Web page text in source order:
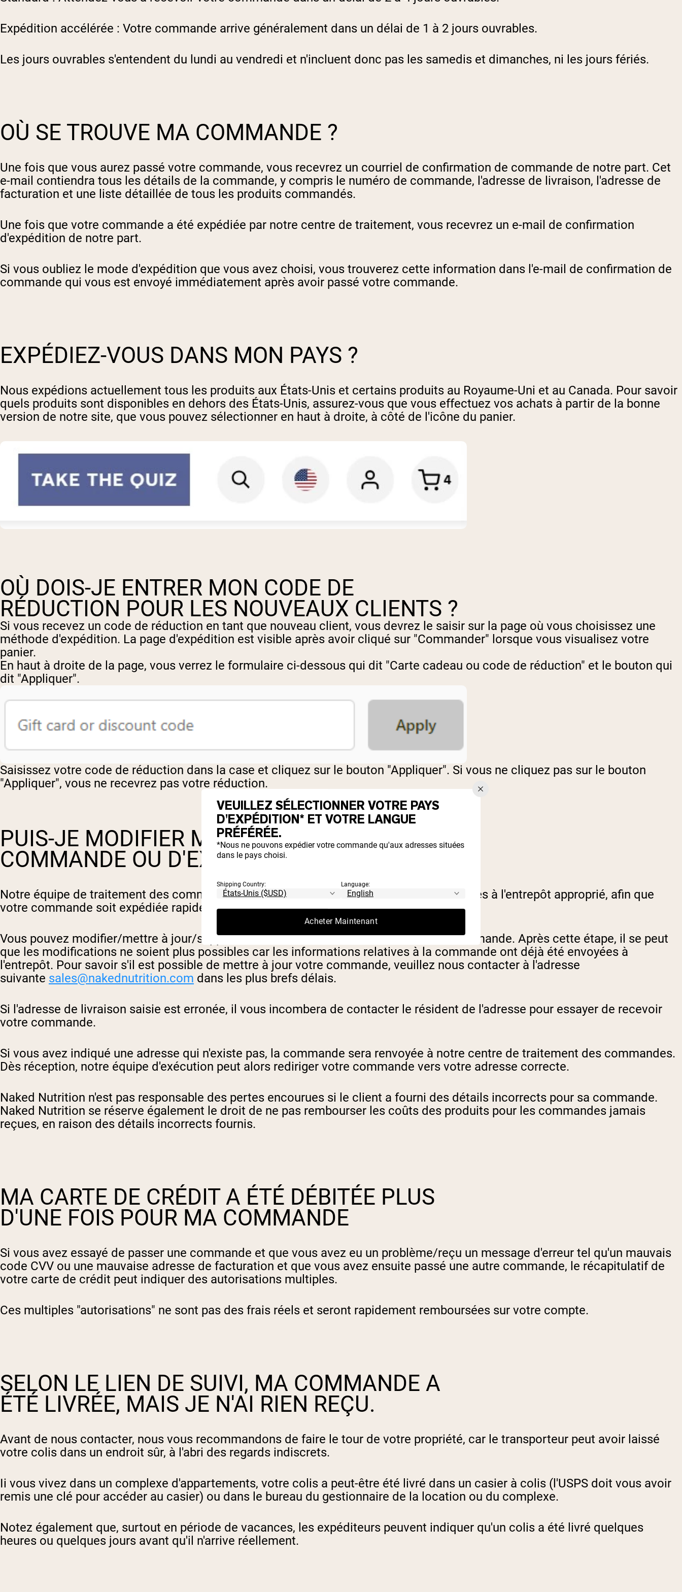
l'herbe
Shop All Protéines En Poudre
Expédition accélérée : Votre commande arrive généralement dans un délai de 1 à 2 jours ouvrables.
Les jours ouvrables s'entendent du lundi au vendredi et n'incluent donc pas les samedis et dimanches, ni les jours fériés.
OÙ SE TROUVE MA COMMANDE ?
Une fois que vous aurez passé votre commande, vous recevrez un courriel de confirmation de commande de notre part. Cet
e-mail contiendra tous les détails de la commande, y compris le numéro de commande, l'adresse de livraison, l'adresse de
facturation et une liste détaillée de tous les produits commandés.
Une fois que votre commande a été expédiée par notre centre de traitement, vous recevrez un e-mail de confirmation
d'expédition de notre part.
Si vous oubliez le mode d'expédition que vous avez choisi, vous trouverez cette information dans l'e-mail de confirmation de
commande qui vous est envoyé immédiatement après avoir passé votre commande.
EXPÉDIEZ-VOUS DANS MON PAYS ?
Nous expédions actuellement tous les produits aux États-Unis et certains produits au Royaume-Uni et au Canada. Pour savoir
quels produits sont disponibles en dehors des États-Unis, assurez-vous que vous effectuez vos achats à partir de la bonne
version de notre site, que vous pouvez sélectionner en haut à droite, à côté de l'icône du panier.
OÙ DOIS-JE ENTRER MON CODE DE
RÉDUCTION POUR LES NOUVEAUX CLIENTS ?
Si vous recevez un code de réduction en tant que nouveau client, vous devrez le saisir sur la page où vous choisissez une
méthode d'expédition. La page d'expédition est visible après avoir cliqué sur "Commander" lorsque vous visualisez votre
panier.
En haut à droite de la page, vous verrez le formulaire ci-dessous qui dit "Carte cadeau ou code de réduction" et le bouton qui
dit "Appliquer".
Saisissez votre code de réduction dans la case et cliquez sur le bouton "Appliquer". Si vous ne cliquez pas sur le bouton
"Appliquer", vous ne recevrez pas votre réduction.
PUIS-JE MODIFIER MON ADRESSE DE
COMMANDE OU D'EXPÉDITION ?
Notre équipe de traitement des commandes envoie rapidement les commandes entrantes à l'entrepôt approprié, afin que
votre commande soit expédiée rapidement.
Vous pouvez modifier/mettre à jour/supprimer des articles avant de terminer votre commande. Après cette étape, il se peut
que les modifications ne soient plus possibles car les informations relatives à la commande ont déjà été envoyées à
l'entrepôt. Pour savoir s'il est possible de mettre à jour votre commande, veuillez nous contacter à l'adresse
suivante sales@nakednutrition.com dans les plus brefs délais.
Si l'adresse de livraison saisie est erronée, il vous incombera de contacter le résident de l'adresse pour essayer de recevoir
votre commande.
Si vous avez indiqué une adresse qui n'existe pas, la commande sera renvoyée à notre centre de traitement des commandes.
Dès réception, notre équipe d'exécution peut alors rediriger votre commande vers votre adresse correcte.
Naked Nutrition n'est pas responsable des pertes encourues si le client a fourni des détails incorrects pour sa commande.
Naked Nutrition se réserve également le droit de ne pas rembourser les coûts des produits pour les commandes jamais
reçues, en raison des détails incorrects fournis.
MA CARTE DE CRÉDIT A ÉTÉ DÉBITÉE PLUS
D'UNE FOIS POUR MA COMMANDE
Si vous avez essayé de passer une commande et que vous avez eu un problème/reçu un message d'erreur tel qu'un mauvais
code CVV ou une mauvaise adresse de facturation et que vous avez ensuite passé une autre commande, le récapitulatif de
votre carte de crédit peut indiquer des autorisations multiples.
Ces multiples "autorisations" ne sont pas des frais réels et seront rapidement remboursées sur votre compte.
SELON LE LIEN DE SUIVI, MA COMMANDE A
ÉTÉ LIVRÉE, MAIS JE N'AI RIEN REÇU.
Avant de nous contacter, nous vous recommandons de faire le tour de votre propriété, car le transporteur peut avoir laissé
votre colis dans un endroit sûr, à l'abri des regards indiscrets.
Ii vous vivez dans un complexe d'appartements, votre colis a peut-être été livré dans un casier à colis (l'USPS doit vous avoir
remis une clé pour accéder au casier) ou dans le bureau du gestionnaire de la location ou du complexe.
Notez également que, surtout en période de vacances, les expéditeurs peuvent indiquer qu'un colis a été livré quelques
heures ou quelques jours avant qu'il n'arrive réellement.
VEUILLEZ SÉLECTIONNER VOTRE PAYS
D'EXPÉDITION* ET VOTRE LANGUE
PRÉFÉRÉE.
*Nous ne pouvons expédier votre commande qu'aux adresses situées
dans le pays choisi.
Shipping Country: Language:
Acheter Maintenant